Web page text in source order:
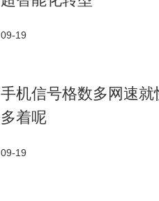
09-19
手机信号格数多网速
多着呢
09-19